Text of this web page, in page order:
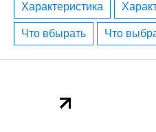
характеристика
что вбырать что